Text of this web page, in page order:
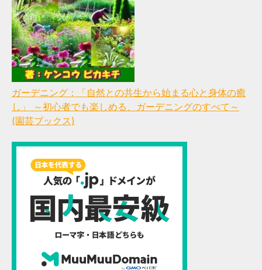
ガーデニング：「自然との共生から始まる心と身体の癒
し」 ～初心者でも楽しめる、ガーデニングのすべて～
(園芸ブックス)